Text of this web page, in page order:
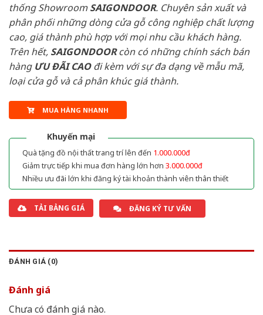
thống ShowroomSAIGONDOOR. Chuyên sản xuất và
phân phối những dòng cửa gỗ công nghiệp chất lượng
cao, giá thành phù hợp với mọi nhu cầu khách hàng.
Trên hết, SAIGONDOORcòn có những chính sách bán
hàng ƯU ĐÃI CAOđi kèm với sự đa dạng về mẫu mã,
loại cửa gỗ và cả phân khúc giá thành.
MUA HÀNG NHANH
Khuyến mại
Quà tặng đồ nội thất trang trí lên đến 1.000.000đ
Giảm trực tiếp khi mua đơn hàng lớn hơn 3.000.000đ
Nhiều ưu đãi lớn khi đăng ký tài khoản thành viên thân thiết
TẢI BẢNG GIÁ ĐĂNG KÝ TƯ VẤN
ĐÁNH GIÁ (0)
Đánh giá
Chưa có đánh giá nào.